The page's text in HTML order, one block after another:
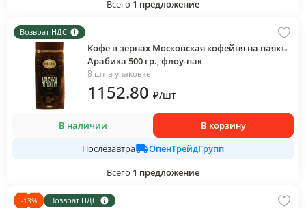
Всего 1 предложение
Возврат НДС
Кофе в зернах Московская кофейня на паяхъ
Арабика 500 гр., флоу-пак
8 шт в упаковке
1152.80 ₽/шт
В наличии
В корзину
Послезавтра
ОпенТрейдГрупп
Всего 1 предложение
-13% Возврат НДС